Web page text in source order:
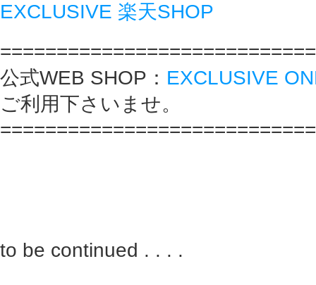
EXCLUSIVE 楽天SHOP
公式WEB SHOP： EXCLUSIVE
ご利用下さいませ。
to be continued . . . .